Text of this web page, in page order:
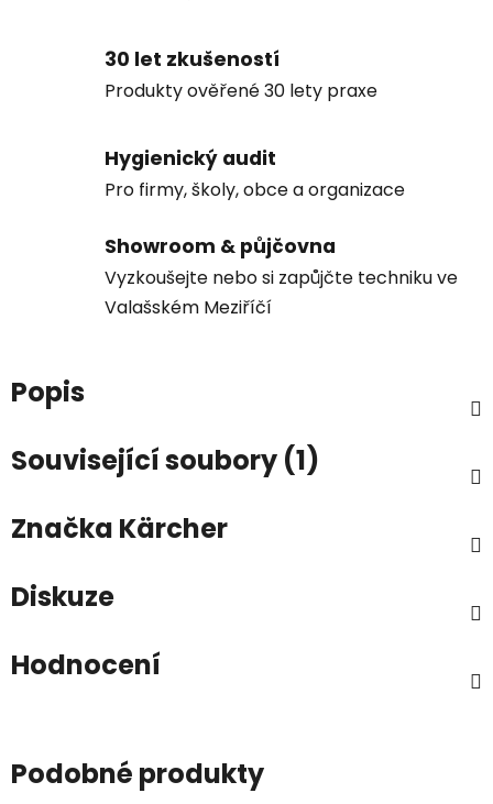
30 let zkušeností
Produkty ověřené 30 lety praxe
Hygienický audit
Pro firmy, školy, obce a organizace
Showroom & půjčovna
Vyzkoušejte nebo si zapůjčte techniku ve
Valašském Meziříčí
Popis
Související soubory (1)
Značka Kärcher
Diskuze
Hodnocení
Podobné produkty